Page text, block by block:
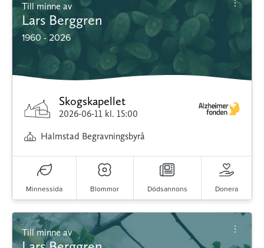
Till minne av
Lars Berggren
1960 - 2026
Skogskapellet
2026-06-11 kl. 15:00
Halmstad Begravningsbyrå
Minnessida Blommor Dödsannons Donera
Till minne av